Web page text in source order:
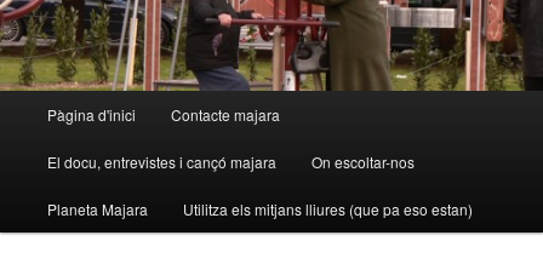
principal
Pàgina d'inici Contacte majara
El docu, entrevistes i cançó majara On escoltar-nos
Planeta Majara Utilitza els mitjans lliures (que pa eso estan)